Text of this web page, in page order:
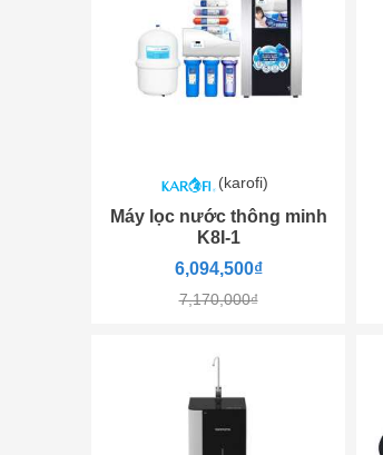
(karofi)
Máy lọc nước thông minh
K8I-1
6,094,500₫
7,170,000₫